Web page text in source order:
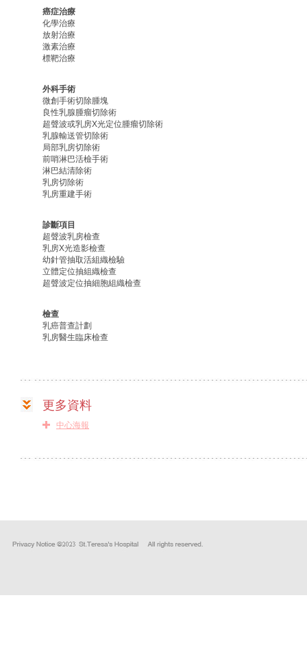
癌症治療
化學治療
放射治療
激素治療
標靶治療
外科手術
微創手術切除腫塊
良性乳腺腫瘤切除術
超聲波或乳房X光定位腫瘤切除術
乳腺輸送管切除術
局部乳房切除術
前哨淋巴活檢手術
淋巴結清除術
乳房切除術
乳房重建手術
診斷項目
超聲波乳房檢查
乳房X光造影檢查
幼針管抽取活組織檢驗
立體定位抽組織檢查
超聲波定位抽細胞組織檢查
檢查
乳癌普查計劃
乳房醫生臨床檢查
更多資料
中心海報